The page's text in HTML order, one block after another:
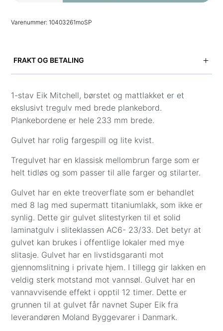
Mattlakket
Varenummer:10403261moSP
FRAKT OG BETALING
Fraktpris vises i kassen når du har lagt inn adresse
og kontaktinformasjon.
Vi leverer ikke til Svalbard, og innbæring er ikke
inkludert.
Frakt til gateadresse (gulv, underlag og gulvlister):
Sone 1 (0001–3519): Kr 1 999
Sone 3 (8000–9991): Kr 4 399
Andre fraktpriser:
Såpe, pleieprodukter og monteringsverktøy:
Kr 299
Gulvprøver: Kr 57
Betalingsalternativer i kassen:
Visa/Mastercard– beløpet trekkes når varene
er bestilt hos leverandør eller reservert på
lager i Oslo. Parkett.no kontakter deg for å
avtale eksakt dag og sted for levering eller
henting. Betaling med kredittkort er dekket av
1-stav Eik Mitchell, børstet og mattlakket er et
ekslusivt tregulv med brede plankebord.
Plankebordene er hele 233 mm brede.
Gulvet har rolig fargespill og lite kvist.
Tregulvet har en klassisk mellombrun farge som er
helt tidløs og som passer til alle farger og stilarter.
Gulvet har en ekte treoverflate som er behandlet
med 8 lag med supermatt titaniumlakk, som ikke er
synlig. Dette gir gulvet slitestyrken til et solid
laminatgulv i sliteklassen AC6- 23/33. Det betyr at
gulvet kan brukes i offentlige lokaler med mye
slitasje. Gulvet har en livstidsgaranti mot
gjennomslitning i private hjem. I tillegg gir lakken en
veldig sterk motstand mot vannsøl. Gulvet har en
vannavvisende effekt i opptil 12 timer. Dette er
grunnen til at gulvet får navnet Super Eik fra
leverandøren Moland Byggevarer i Danmark.